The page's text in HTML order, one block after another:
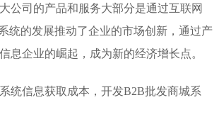
司的产品和服务大部分是通过互联网
统的发展推动了企业的市场创新，通过产
息企业的崛起，成为新的经济增长点。
信息获取成本，开发B2B批发商城系